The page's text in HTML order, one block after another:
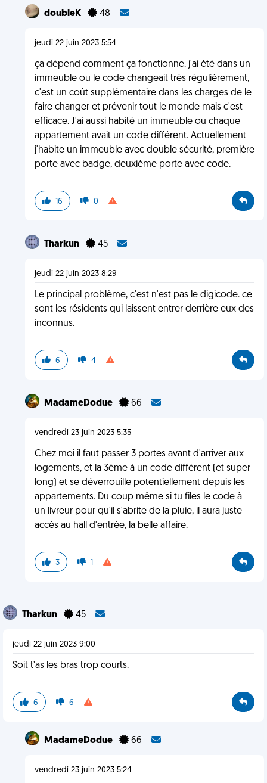
doubleK 48
jeudi 22 juin 2023 5:54
ça dépend comment ça fonctionne. j'ai été dans un
immeuble ou le code changeait très régulièrement,
c'est un coût supplémentaire dans les charges de le
faire changer et prévenir tout le monde mais c'est
efficace. J'ai aussi habité un immeuble ou chaque
appartement avait un code différent. Actuellement
j'habite un immeuble avec double sécurité, première
porte avec badge, deuxième porte avec code.
16 0
Tharkun 45
jeudi 22 juin 2023 8:29
Le principal problème, c'est n'est pas le digicode. ce
sont les résidents qui laissent entrer derrière eux des
inconnus.
6 4
MadameDodue 66
vendredi 23 juin 2023 5:35
Chez moi il faut passer 3 portes avant d'arriver aux
logements, et la 3ème à un code différent (et super
long) et se déverrouille potentiellement depuis les
appartements. Du coup même si tu files le code à
un livreur pour qu'il s'abrite de la pluie, il aura juste
accès au hall d'entrée, la belle affaire.
3 1
Tharkun 45
jeudi 22 juin 2023 9:00
Soit t’as les bras trop courts.
6 6
MadameDodue 66
vendredi 23 juin 2023 5:24